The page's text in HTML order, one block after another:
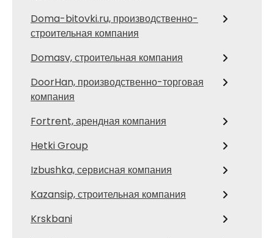
Doma-bitovki.ru, производственно-
строительная компания
Domasv, строительная компания
DoorHan, производственно-торговая
компания
Fortrent, арендная компания
Hetki Group
Izbushka, сервисная компания
Kazansip, строительная компания
Krskbani